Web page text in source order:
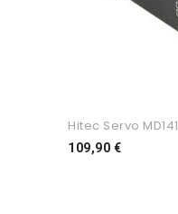
Hitec Servo
109,90 €Preço